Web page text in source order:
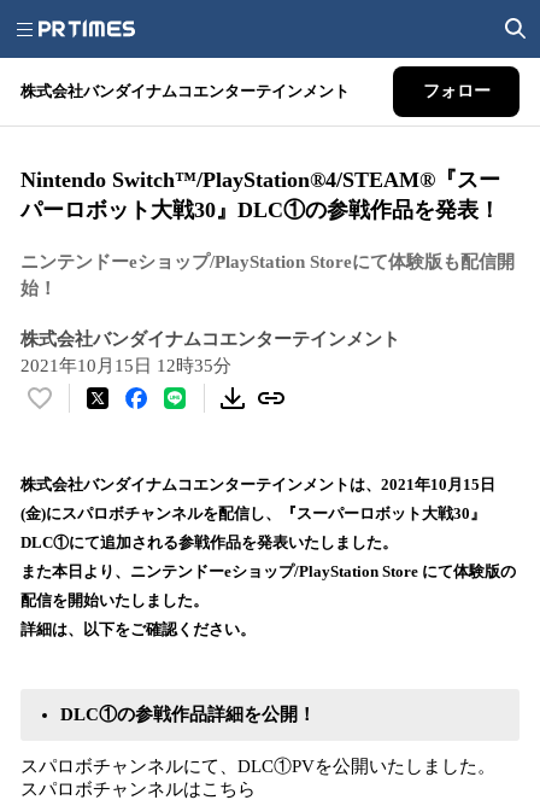
株式会社バンダイナムコエンターテインメント フォロー
Nintendo Switch™/PlayStation®4/STEAM®『スー
パーロボット大戦30』DLC①の参戦作品を発表！
ニンテンドーeショップ/PlayStation Storeにて体験版も配信開
始！
株式会社バンダイナムコエンターテインメント
2021年10月15日 12時35分
い
！
数
を
読
込
み
す
株式会社バンダイナムコエンターテインメントは、2021年10月15日
(金)にスパロボチャンネルを配信し、『スーパーロボット大戦30』
DLC①にて追加される参戦作品を発表いたしました。
また本日より、ニンテンドーeショップ/PlayStation Store にて体験版の
配信を開始いたしました。
詳細は、以下をご確認ください。
DLC①の参戦作品詳細を公開！
スパロボチャンネルにて、DLC①PVを公開いたしました。
スパロボチャンネルはこちら